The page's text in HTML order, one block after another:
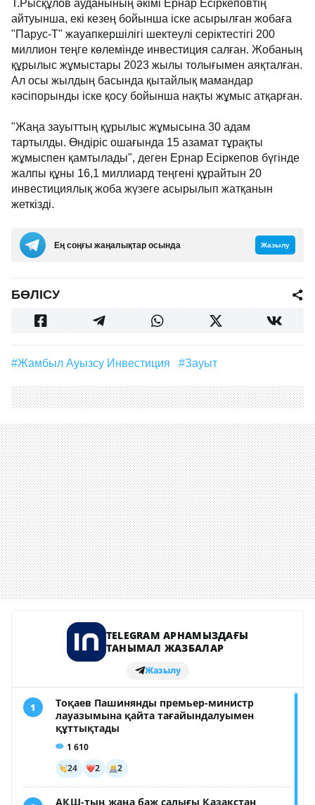
Т.Рысқұлов ауданының әкімі Ернар Есіркеповтің
айтуынша, екі кезең бойынша іске асырылған жобаға
"Парус-Т" жауапкершілігі шектеулі серіктестігі 200
миллион теңге көлемінде инвестиция салған. Жобаның
құрылыс жұмыстары 2023 жылы толығымен аяқталған.
Ал осы жылдың басында қытайлық мамандар
кәсіпорынды іске қосу бойынша нақты жұмыс атқарған.
"Жаңа зауыттың құрылыс жұмысына 30 адам
тартылды. Өндіріс ошағында 15 азамат тұрақты
жұмыспен қамтылады", деген Ернар Есіркепов бүгінде
жалпы құны 16,1 миллиард теңгені құрайтын 20
инвестициялық жоба жүзеге асырылып жатқанын
жеткізді.
Ең соңғы жаңалықтар осында Жазылу
БӨЛІСУ
#Жамбыл Ауызсу Инвестиция #зауыт